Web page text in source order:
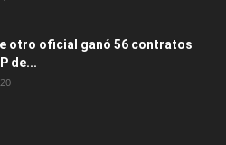
otro oficial ganó 56 contratos
de...